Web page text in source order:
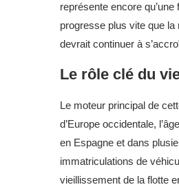
représente encore
progresse plus vite que
devrait continuer à
Le rôle clé du
Le moteur principal de
d’Europe occidentale,
en Espagne et dans
immatriculations de
vieillissement de la flotte